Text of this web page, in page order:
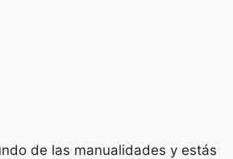
de las manualidades y estás